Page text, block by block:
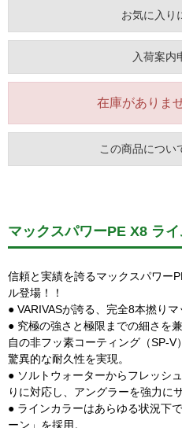
お気に入り
入荷案内
在庫がありま
この商品につい
マックスパワーPE X8 ラ
信頼と実績を誇るマックスパワー
ル登場！！
● VARIVASが誇る、完全8本撚り
● 究極の強さと極限までの細さを
自の非フッ素コーティング（SP-V
驚異的な耐久性を実現。
● ソルトウォーターからフレッシ
りに対応し、アングラーを強力に
● ラインカラーはあらゆる状況下
ーン」を採用。